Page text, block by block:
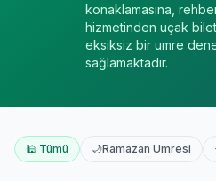
konaklamasına,
hizmetinden uçak
eksiksiz bir umre
sağlamaktadır.
🕌 Tümü 🌙Ramazan Umresi